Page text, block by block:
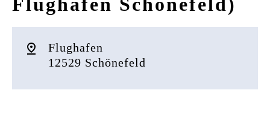
Flughafen
12529 Schönefeld